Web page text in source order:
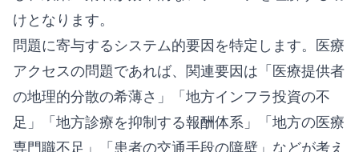
けとなります。
問題に寄与するシステム的要因を特定します。医療
アクセスの問題であれば、関連要因は「医療提供者
の地理的分散の希薄さ」「地方インフラ投資の不
足」「地方診療を抑制する報酬体系」「地方の医療
専門職不足」「患者の交通手段の障壁」などが考え